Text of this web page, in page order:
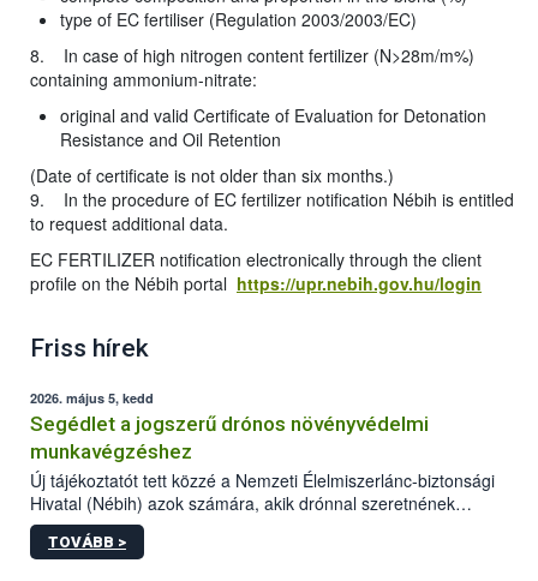
type of EC fertiliser (Regulation 2003/2003/EC)
8. In case of high nitrogen content fertilizer (N>28m/m%)
containing ammonium-nitrate:
original and valid Certificate of Evaluation for Detonation
Resistance and Oil Retention
(Date of certificate is not older than six months.)
9. In the procedure of EC fertilizer notification Nébih is entitled
to request additional data.
EC FERTILIZER notification electronically through the client
profile on the Nébih portal https://upr.nebih.gov.hu/login
Friss hírek
2026. május 5, kedd
Segédlet a jogszerű drónos növényvédelmi
munkavégzéshez
Új tájékoztatót tett közzé a Nemzeti Élelmiszerlánc-biztonsági
Hivatal (Nébih) azok számára, akik drónnal szeretnének
növényvédelmi vagy tápanyag-gazdálkodási tevékenységet
végezni Magyarországon. Az összefoglaló részletesen
TOVÁBB >